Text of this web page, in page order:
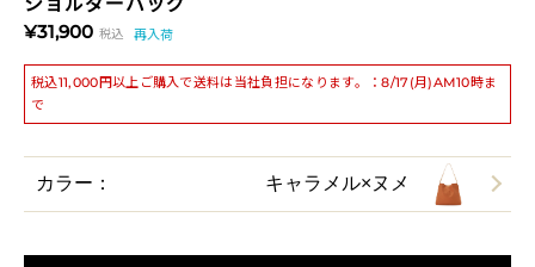
¥31,900 税込 再入荷
税込11,000円以上ご購入で送料は当社負担になります。：8/17(月)AM10時ま
で
カラー： キャラメル×ヌメ